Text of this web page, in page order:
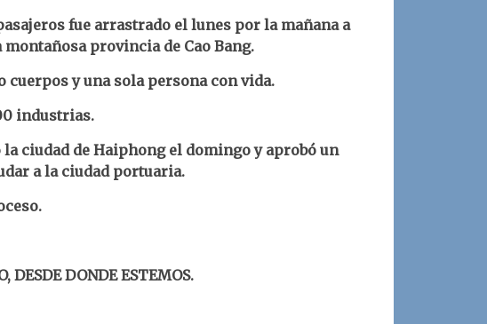
fue arrastrado el lunes por la mañana a
provincia de Cao Bang.
y una sola persona con vida.
industrias.
ciudad de Haiphong el domingo y aprobó un
a la ciudad portuaria.
DESDE DONDE ESTEMOS.